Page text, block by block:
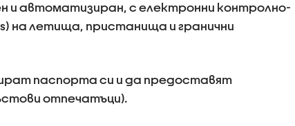
и автоматизиран, с електронни контролно-
на летища, пристанища и гранични
паспорта си и да предоставят
отпечатъци).